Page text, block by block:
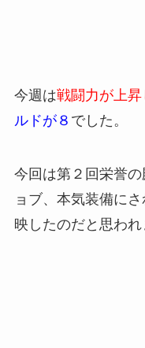
今週は戦闘力が上昇
ルドが８ でした。
今回は第２回栄誉
ョブ、本気装備に
映したのだと思われ